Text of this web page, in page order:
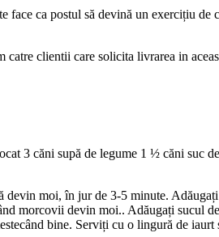
ca postul să devină un exercițiu de
clientii care solicita livrarea in
3 căni supă de legume 1 ½ căni suc
moi, în jur de 3-5 minute.
morcovii devin moi.. Adăugați sucul
bine. Serviți cu o lingură de iaurt